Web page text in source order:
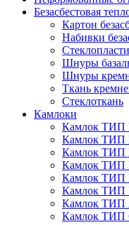
Безасбестовая
Картон
Набивки
Шнуры
Шнуры
Ткань
Стеклоткань
Камлоки
Камлок ТИП
Камлок ТИП
Камлок ТИП
Камлок ТИП
Камлок ТИП
Камлок ТИП
Камлок ТИП
Камлок ТИП